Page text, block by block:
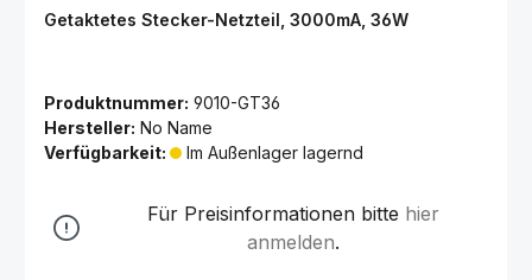
Getaktetes Stecker-Netzteil, 3000mA, 36W
Produktnummer: 9010-GT36
Hersteller: No Name
Verfügbarkeit:
Im Außenlager lagernd
Für Preisinformationen bitte hier
anmelden.